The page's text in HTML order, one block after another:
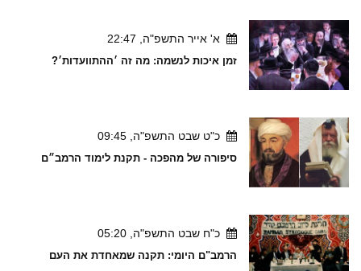
א' אייר התשפ"ה, 22:47
זמן איכות לנשמה: מה זה ׳ההתוועדות׳?
כ"ט שבט התשפ"ה, 09:45
סיפורה של מהפכה - תקנת לימוד הרמב״ם
כ"ח שבט התשפ"ה, 05:20
הרמב"ם היומי: תקנה שמאחדת את העם